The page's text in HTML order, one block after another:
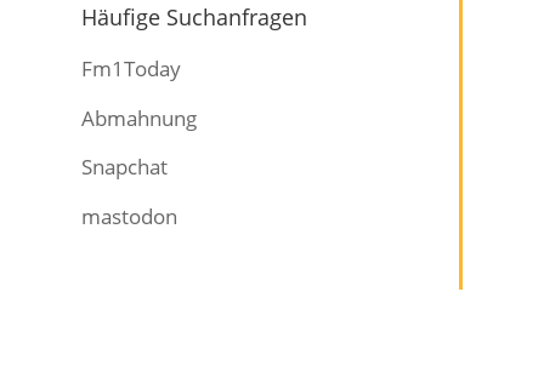
Häufige Suchanfragen
Fm1Today
Abmahnung
Snapchat
mastodon